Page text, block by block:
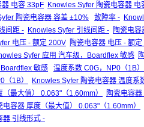
器 电容 33pF Knowles Syfer 陶瓷电容器 电
陶瓷电容器 容差 ±10% 故障率 -
间距 - Knowles Syfer 引线间距 - 陶瓷电容
电压 - 额定 200V 陶瓷电容器 电压 - 额
Syfer 应用 汽车级，Boardflex 敏感
敏感 温度系数 C0G，NP0（1B）
（1B） Knowles Syfer 陶瓷电容器 温度系
最大值） 0.063"（1.60mm）
陶瓷电容
容器 厚度（最大值） 0.063"（1.60mm）
器 引线形式 -